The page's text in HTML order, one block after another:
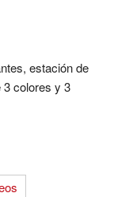
estación de
3 colores y 3